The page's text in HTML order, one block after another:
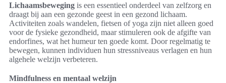
Lichaamsbeweging is een essentieel onderdeel van zelfzorg en
draagt bij aan een gezonde geest in een gezond lichaam.
Activiteiten zoals wandelen, fietsen of yoga zijn niet alleen goed
voor de fysieke gezondheid, maar stimuleren ook de afgifte van
endorfines, wat het humeur ten goede komt. Door regelmatig te
bewegen, kunnen individuen hun stressniveaus verlagen en hun
algehele welzijn verbeteren.
Mindfulness en mentaal welzijn